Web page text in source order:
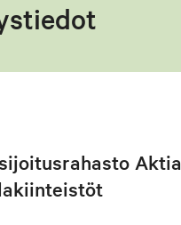
Aktia